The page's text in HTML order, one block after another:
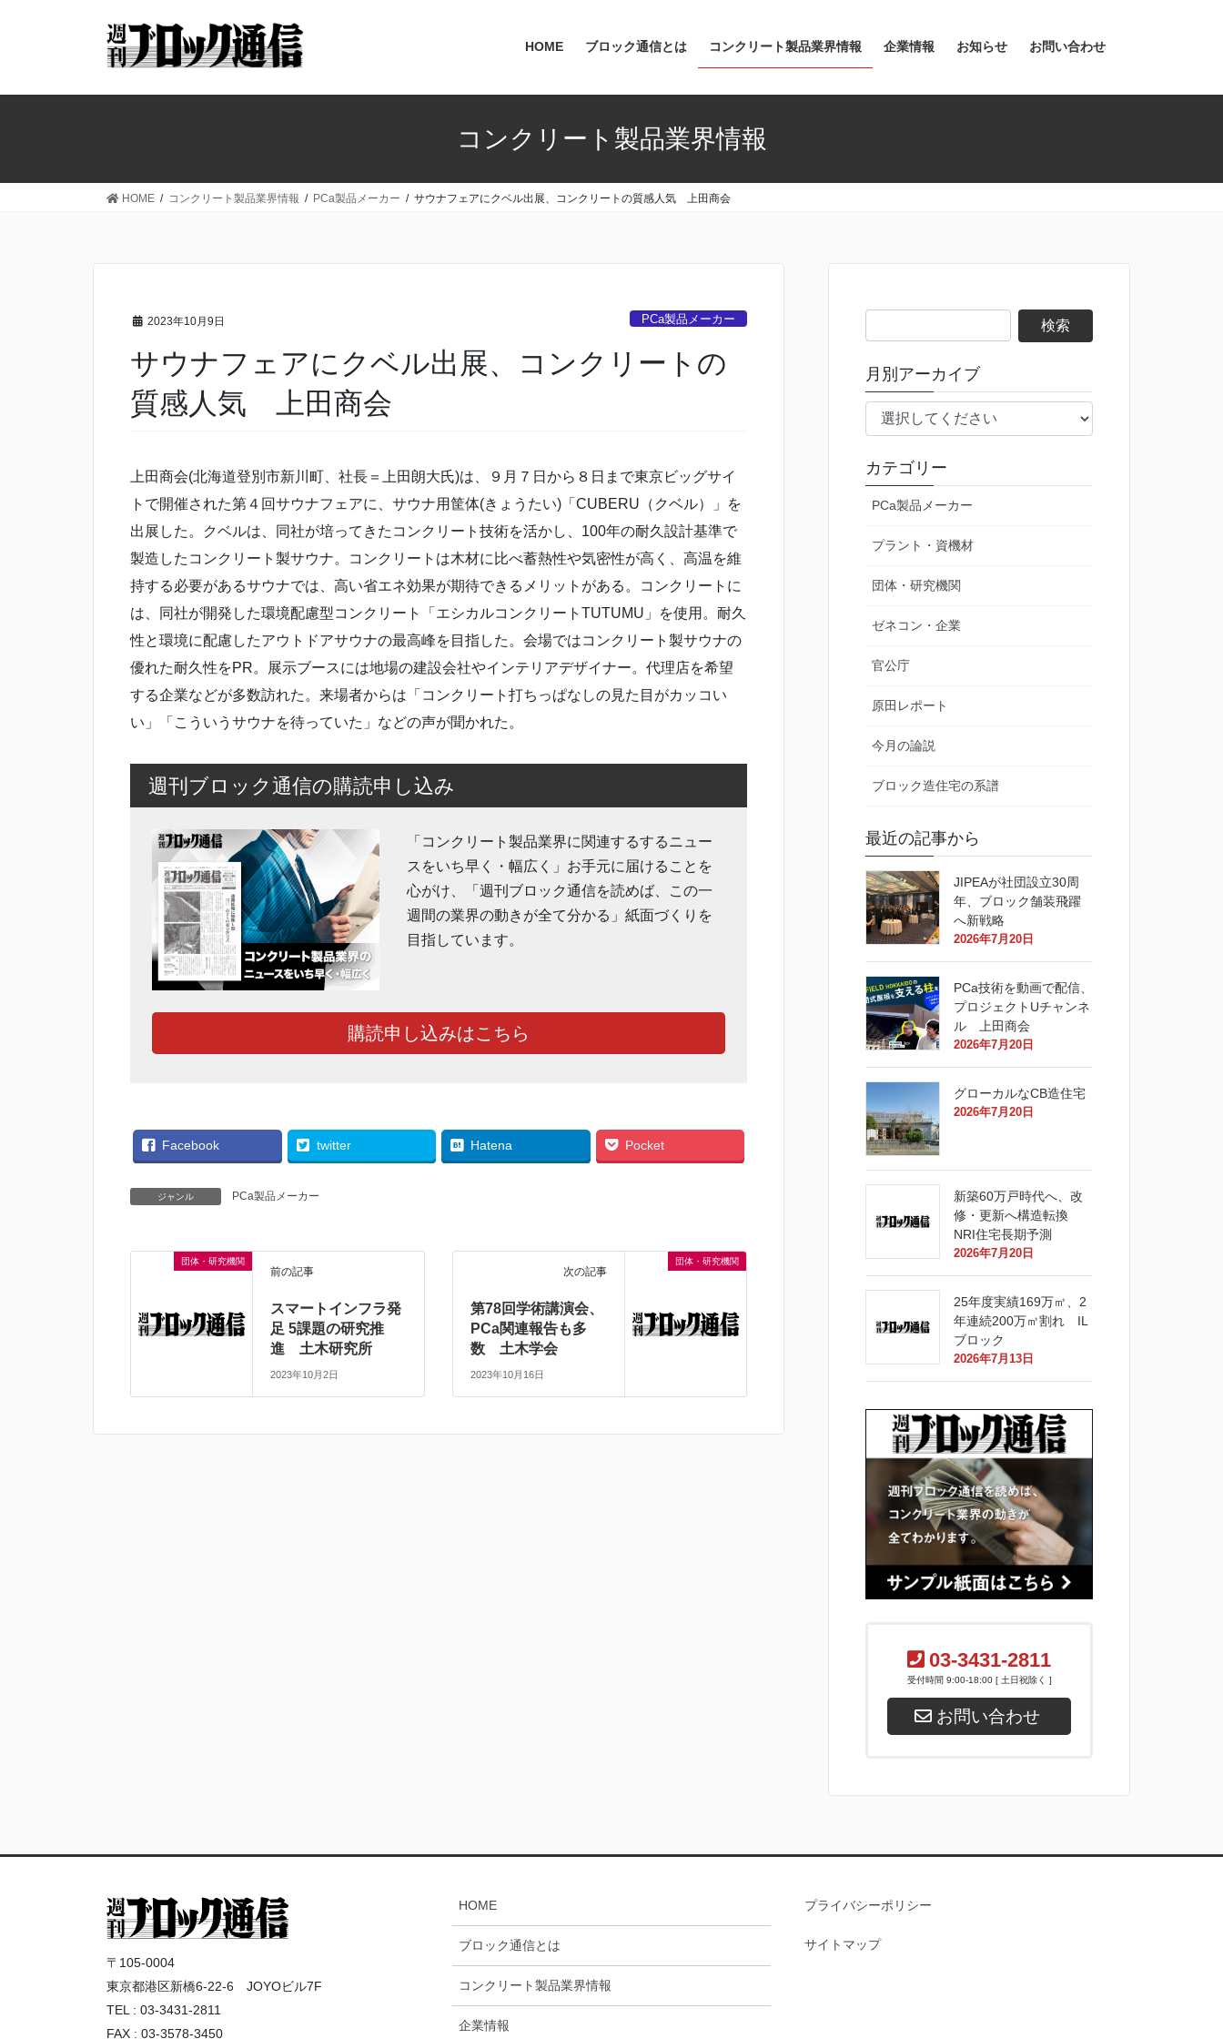
ツ
ッ
シ
移
HOME ブロック通信とは コンクリート製品業界情報 企業情報 お知らせ お問い合わせ
コンクリート製品業界情報
HOME コンクリート製品業界情報 PCa製品メーカー サウナフェアにクベル出展、コンクリートの質感人気 上田商会
2023年10月9日 PCa製品メーカー
サウナフェアにクベル出展、コンクリートの
質感人気 上田商会
上田商会(北海道登別市新川町、社長＝上田朗大氏)は、９月７日から８日まで東京ビッグサイ
トで開催された第４回サウナフェアに、サウナ用筐体(きょうたい)「CUBERU（クベル）」を
出展した。クベルは、同社が培ってきたコンクリート技術を活かし、100年の耐久設計基準で
製造したコンクリート製サウナ。コンクリートは木材に比べ蓄熱性や気密性が高く、高温を維
持する必要があるサウナでは、高い省エネ効果が期待できるメリットがある。コンクリートに
は、同社が開発した環境配慮型コンクリート「エシカルコンクリートTUTUMU」を使用。耐久
性と環境に配慮したアウトドアサウナの最高峰を目指した。会場ではコンクリート製サウナの
優れた耐久性をPR。展示ブースには地場の建設会社やインテリアデザイナー。代理店を希望
する企業などが多数訪れた。来場者からは「コンクリート打ちっぱなしの見た目がカッコい
い」「こういうサウナを待っていた」などの声が聞かれた。
週刊ブロック通信の購読申し込み
「コンクリート製品業界に関連するするニュー
スをいち早く・幅広く」お手元に届けることを
心がけ、「週刊ブロック通信を読めば、この一
週間の業界の動きが全て分かる」紙面づくりを
目指しています。
購読申し込みはこちら
Facebook twitter Hatena Pocket
ジャンル PCa製品メーカー
団体・研究機関
前の記事
スマートインフラ発
足 5課題の研究推
進 土木研究所
2023年10月2日
団体・研究機関
次の記事
第78回学術講演会、
PCa関連報告も多
数 土木学会
2023年10月16日
索:
月別アーカイブ
カテゴリー
PCa製品メーカー
プラント・資機材
団体・研究機関
ゼネコン・企業
官公庁
原田レポート
今月の論説
ブロック造住宅の系譜
最近の記事から
JIPEAが社団設立30周
年、ブロック舗装飛躍
へ新戦略
2026年7月20日
PCa技術を動画で配信、
プロジェクトUチャンネ
ル 上田商会
2026年7月20日
グローカルなCB造住宅
2026年7月20日
新築60万戸時代へ、改
修・更新へ構造転換
NRI住宅長期予測
2026年7月20日
25年度実績169万㎡、2
年連続200万㎡割れ IL
ブロック
2026年7月13日
03-3431-2811
受付時間 9:00-18:00 [ 土日祝除く ]
お問い合わせ
〒105-0004
東京都港区新橋6-22-6 JOYOビル7F
TEL : 03-3431-2811
FAX : 03-3578-3450
HOME
ブロック通信とは
コンクリート製品業界情報
企業情報
プライバシーポリシー
サイトマップ